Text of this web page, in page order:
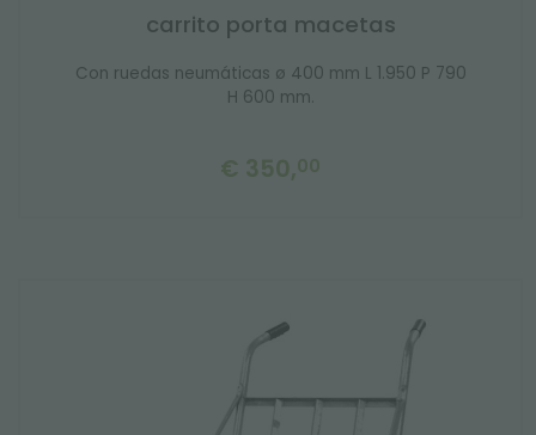
carrito porta macetas
Con ruedas neumáticas ø 400 mm L 1.950 P 790
H 600 mm.
€ 350,00